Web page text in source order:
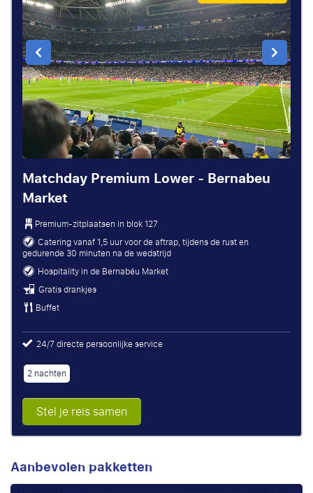
Matchday Premium Lower - Bernabeu
Market
Premium-zitplaatsen in blok 127
Catering vanaf 1,5 uur voor de aftrap, tijdens de rust en
gedurende 30 minuten na de wedstrijd
Hospitality in de Bernabéu Market
Gratis drankjes
Buffet
24/7 directe persoonlijke service
2 nachten
Stel je reis samen
Aanbevolen pakketten